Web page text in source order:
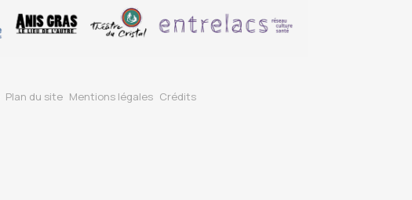
Plan du site Mentions légales Crédits